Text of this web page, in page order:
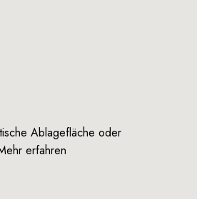
Ablagefläche oder
erfahren